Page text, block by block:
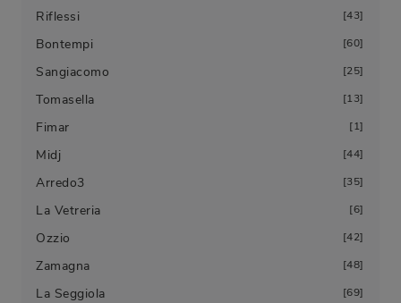
Riflessi 43
Bontempi 60
Sangiacomo 25
Tomasella 13
Fimar 1
Midj 44
Arredo3 35
La Vetreria 6
Ozzio 42
Zamagna 48
La Seggiola 69